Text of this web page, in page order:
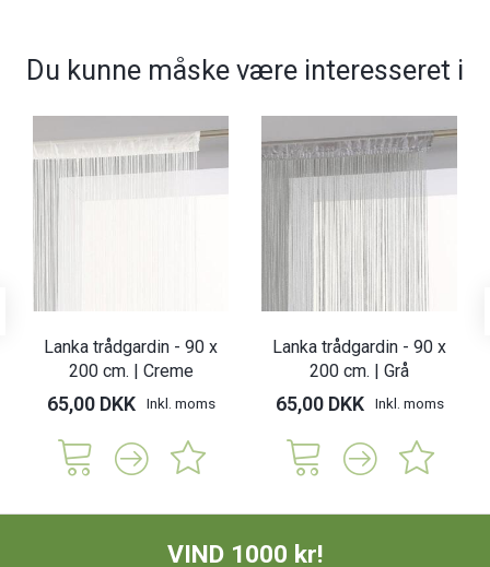
Du kunne måske være interesseret i
Lanka trådgardin - 90 x
200 cm. | Creme
65,00 DKK Inkl. moms
Lanka trådgardin - 90 x
200 cm. | Grå
65,00 DKK Inkl. moms
VIND 1000 kr!